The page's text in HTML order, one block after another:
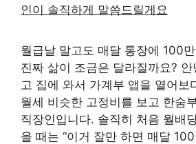
월급날 말고도 매달 통장에 100
진짜 삶이 조금은 달라질까요?
고 집에 와서 가계부 앱을 열어보
월세 비슷한 고정비를 보고 한숨
직장인입니다. 솔직히 처음 월배
을 때는 “이거 잘만 하면 매달